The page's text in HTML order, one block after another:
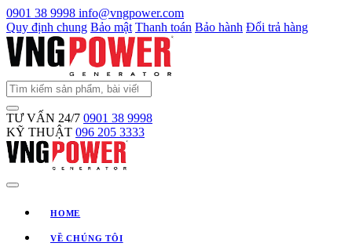
0901 38 9998 info@vngpower.com
Quy định chung Bảo mật Thanh toán Bảo hành Đổi trả hàng
TƯ VẤN 24/7 0901 38 9998
KỸ THUẬT 096 205 3333
HOME
VỀ CHÚNG TÔI